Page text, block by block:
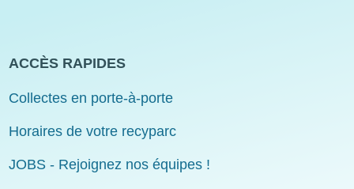
ACCÈS RAPIDES
Collectes en porte-à-porte
Horaires de votre recyparc
JOBS - Rejoignez nos équipes !